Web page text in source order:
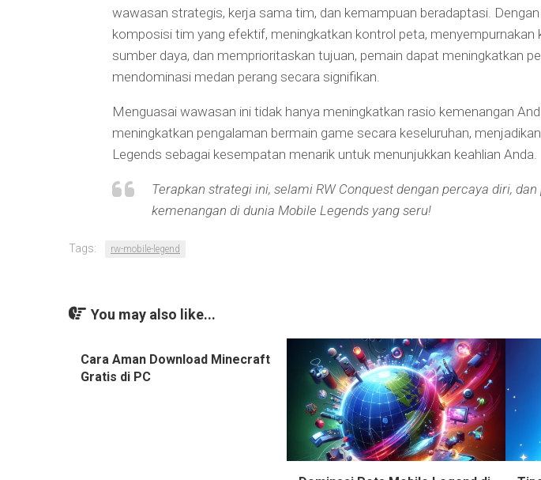
wawasan strategis, kerja sama tim, dan kemampuan beradaptasi.
komposisi tim yang efektif, meningkatkan kontrol peta, menyempurnakan
sumber daya, dan memprioritaskan tujuan, pemain dapat meningkatkan
mendominasi medan perang secara signifikan.
Menguasai wawasan ini tidak hanya meningkatkan rasio kemenangan
meningkatkan pengalaman bermain game secara keseluruhan,
Legends sebagai kesempatan menarik untuk menunjukkan keahlian Anda.
Terapkan strategi ini, selami RW Conquest dengan percaya diri,
kemenangan di dunia Mobile Legends yang seru!
Tags: rw-mobile-legend
You may also like...
Cara Aman Download Minecraft
Gratis di PC